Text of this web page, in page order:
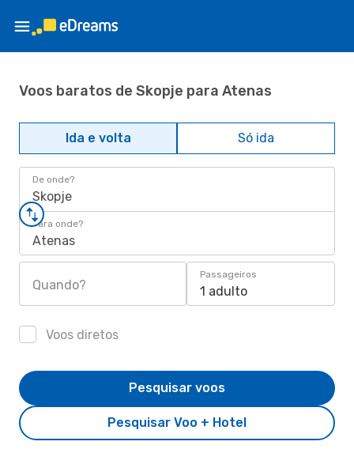
Voos baratos de Skopje para Atenas
Ida e volta Só ida
De onde?
Skopje
Para onde?
Atenas
Quando?
Passageiros
1 adulto
Voos diretos
Pesquisar Voo + Hotel
Pesquisar voos